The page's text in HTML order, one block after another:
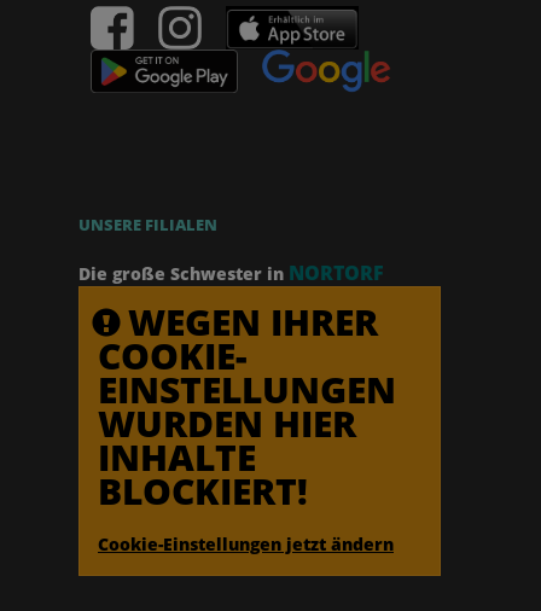
UNSERE FILIALEN
Die große Schwester in NORTORF
WEGEN IHRER
COOKIE-
EINSTELLUNGEN
WURDEN HIER
INHALTE
BLOCKIERT!
Cookie-Einstellungen jetzt ändern